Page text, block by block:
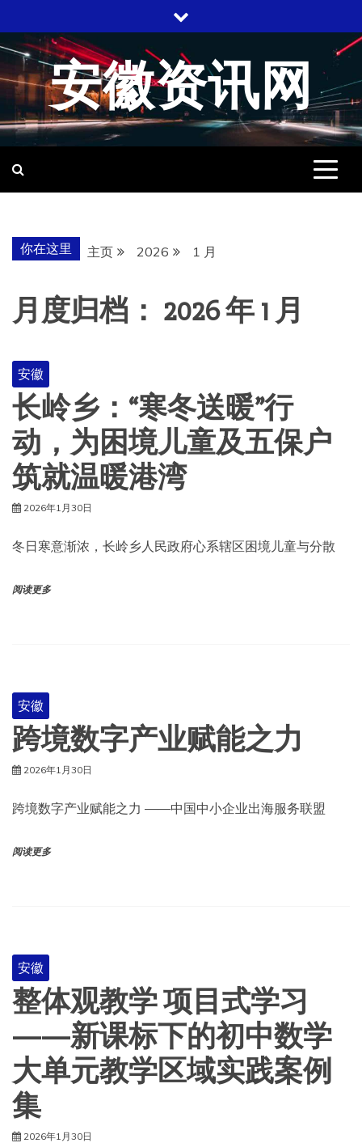
至
内
容
安徽资讯网
你在这里 主页 2026 1 月
月度归档： 2026 年 1 月
安徽
长岭乡：“寒冬送暖”行
动，为困境儿童及五保户
筑就温暖港湾
2026年1月30日
冬日寒意渐浓，长岭乡人民政府心系辖区困境儿童与分散
阅读更多
安徽
跨境数字产业赋能之力
2026年1月30日
跨境数字产业赋能之力 ——中国中小企业出海服务联盟
阅读更多
安徽
整体观教学 项目式学习
——新课标下的初中数学
大单元教学区域实践案例
集
2026年1月30日